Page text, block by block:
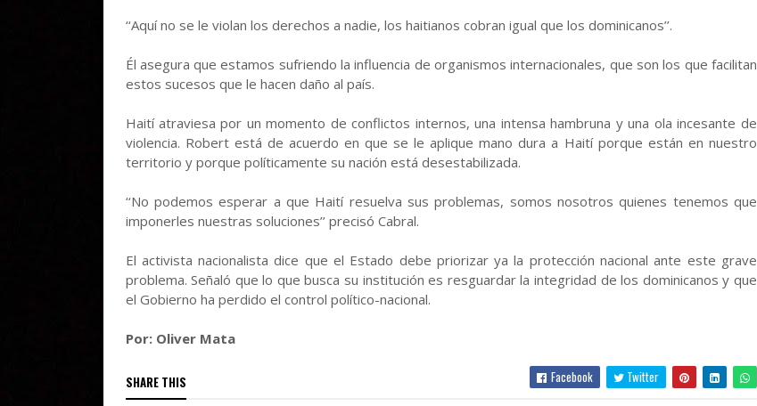
‘‘Aquí no se le violan los derechos a nadie, los haitianos cobran igual que los dominicanos’’.
Él asegura que estamos sufriendo la influencia de organismos internacionales, que son los que facilitan
estos sucesos que le hacen daño al país.
Haití atraviesa por un momento de conflictos internos, una intensa hambruna y una ola incesante de
violencia. Robert está de acuerdo en que se le aplique mano dura a Haití porque están en nuestro
territorio y porque políticamente su nación está desestabilizada.
‘‘No podemos esperar a que Haití resuelva sus problemas, somos nosotros quienes tenemos que
imponerles nuestras soluciones’’ precisó Cabral.
El activista nacionalista dice que el Estado debe priorizar ya la protección nacional ante este grave
problema. Señaló que lo que busca su institución es resguardar la integridad de los dominicanos y que
el Gobierno ha perdido el control político-nacional.
Por: Oliver Mata
SHARE THIS Facebook Twitter